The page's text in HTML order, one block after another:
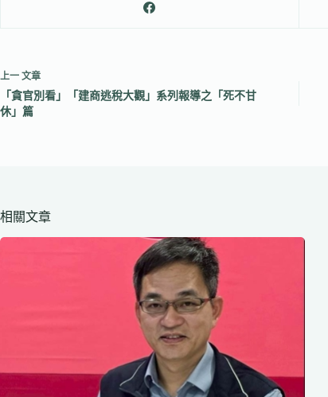
上一 文章
「貪官別看」「建商逃稅大觀」系列報導之「死不甘
休」篇
相關文章